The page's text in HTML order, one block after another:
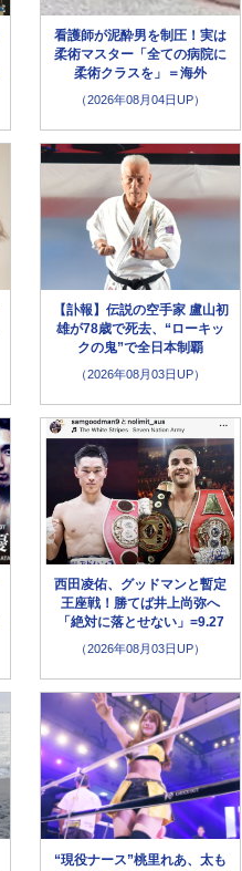
看護師が泥酔男を制圧！実は
柔術マスター「全ての病院に
柔術クラスを」＝海外
（2026年08月04日UP）
【訃報】伝説の空手家 盧山初
雄が78歳で死去、“ローキッ
クの鬼”で全日本制覇
（2026年08月03日UP）
西田凌佑、グッドマンと暫定
王座戦！勝てば井上尚弥へ
「絶対に落とせない」=9.27
（2026年08月03日UP）
“現役ナース”桃里れあ、太も